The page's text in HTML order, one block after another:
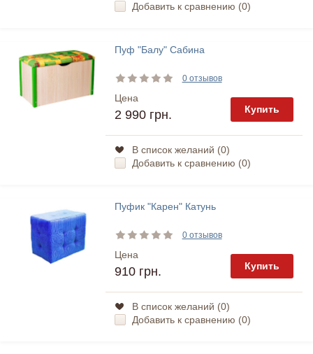
Добавить к сравнению (0)
Пуф "Балу" Сабина
0 отзывов
Цена
2 990 грн. Купить
В список желаний (0)
Добавить к сравнению (0)
Пуфик "Карен" Катунь
0 отзывов
Цена
910 грн. Купить
В список желаний (0)
Добавить к сравнению (0)